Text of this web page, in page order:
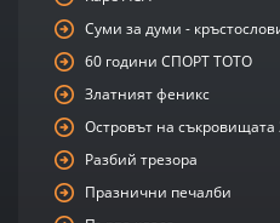
Суми за думи -
60 години СПОРТ ТОТО
Златният феникс
Островът на съкровищата
Разбий трезора
Празнични печалби